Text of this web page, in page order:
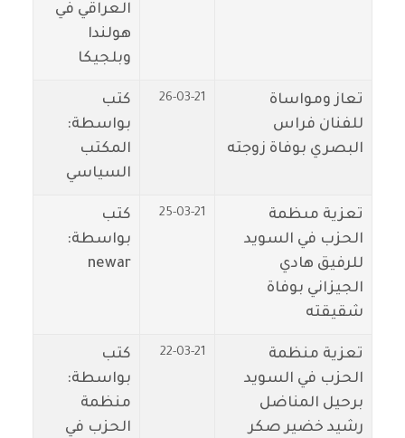
العراقي في
هولندا
وبلجيكا
تعاز ومواساة
للفنان فراس
البصري بوفاة زوجته
26-03-21
كتب
بواسطة:
المكتب
السياسي
تعزية مىظمة
الحزب في السويد
للرفيق هادي
الجيزاني بوفاة
شقيقته
25-03-21
كتب
بواسطة:
newar
تعزية منظمة
الحزب في السويد
برحيل المناضل
رشيد خضير صكر
22-03-21
كتب
بواسطة:
منظمة
الحزب في